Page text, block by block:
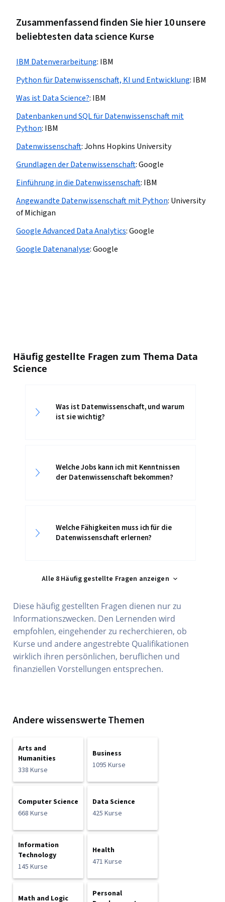
Zusammenfassend finden Sie hier 10 unsere
beliebtesten data science Kurse
IBM Datenverarbeitung: IBM
Python für Datenwissenschaft, KI und Entwicklung: IBM
Was ist Data Science?: IBM
Datenbanken und SQL für Datenwissenschaft mit
Python: IBM
Datenwissenschaft:Johns Hopkins University
Grundlagen der Datenwissenschaft:Google
Einführung in die Datenwissenschaft: IBM
Angewandte Datenwissenschaft mit Python: University
of Michigan
Google Advanced Data Analytics:Google
Google Datenanalyse:Google
Häufig gestellte Fragen zum Thema Data
Science
Was ist Datenwissenschaft, und warum
ist sie wichtig?
Welche Jobs kann ich mit Kenntnissen
der Datenwissenschaft bekommen?
Welche Fähigkeiten muss ich für die
Datenwissenschaft erlernen?
Alle 8 Häufig gestellte Fragen anzeigen
Diese häufig gestellten Fragen dienen nur zu
Informationszwecken. Den Lernenden wird
empfohlen, eingehender zu recherchieren, ob
Kurse und andere angestrebte Qualifikationen
wirklich ihren persönlichen, beruflichen und
finanziellen Vorstellungen entsprechen.
Andere wissenswerte Themen
Arts and
Humanities
338 Kurse
Business
1095 Kurse
Computer Science
668 Kurse
Data Science
425 Kurse
Information
Technology
145 Kurse
Health
471 Kurse
Math and Logic
Personal